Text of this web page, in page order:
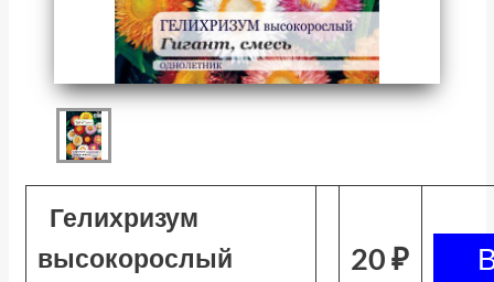
Гелихризум
высокорослый
20 ₽